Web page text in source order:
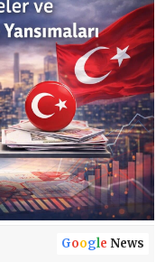
Google News